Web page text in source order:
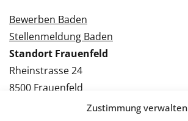
Zustimmung verwalten
Bewerben Baden
Stellenmeldung Baden
Standort Frauenfeld
Rheinstrasse 24
8500 Frauenfeld
Tel.: 052 224 09 09